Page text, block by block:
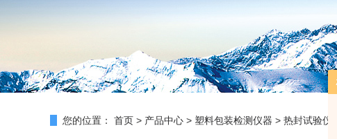
您的位置： 首页 > 产品中心 > 塑料包装检测仪器 > 热封试验仪